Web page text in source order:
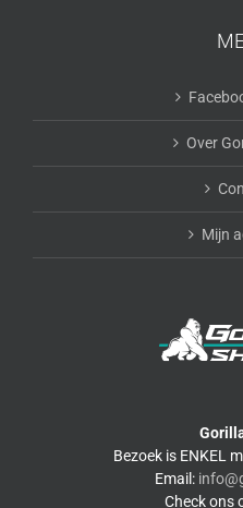
Over
Mijn
Bezoek is ENKEL
Email:
Check ons